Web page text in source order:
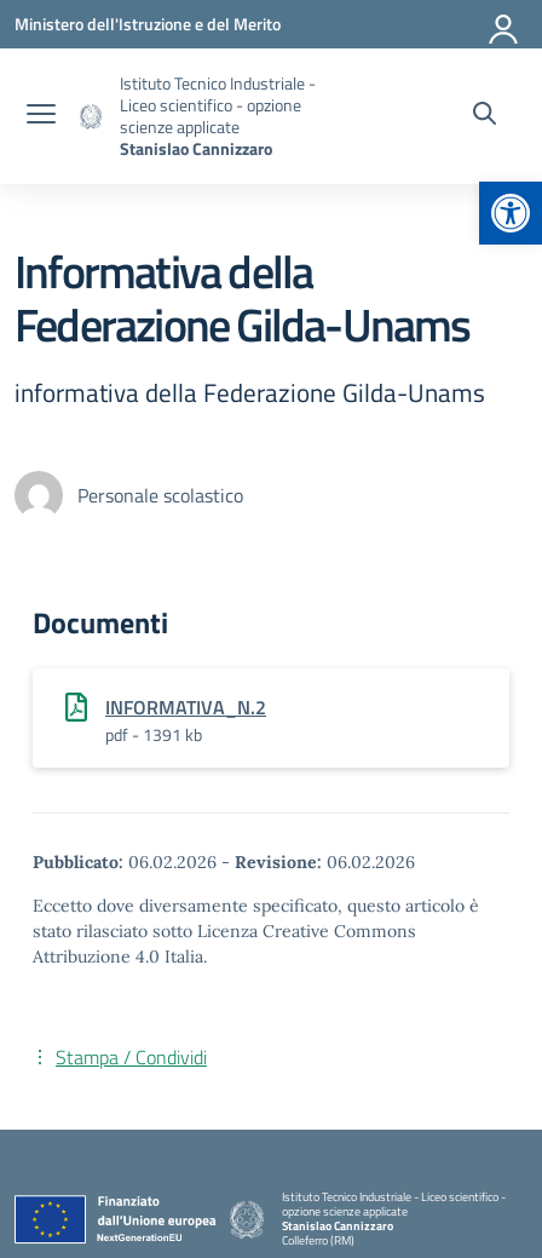
Vai ai contenuti
Vai al menu di navigazione
Vai al footer
Ministero dell'Istruzione e del Merito
Istituto Tecnico Industriale -
Liceo scientifico - opzione
scienze applicate
Stanislao Cannizzaro
Informativa della
Federazione Gilda-Unams
informativa della Federazione Gilda-Unams
Personale scolastico
Documenti
INFORMATIVA_N.2
pdf - 1391 kb
Pubblicato: 06.02.2026 - Revisione: 06.02.2026
Eccetto dove diversamente specificato, questo articolo è
stato rilasciato sotto Licenza Creative Commons
Attribuzione 4.0 Italia.
Stampa / Condividi
Istituto Tecnico Industriale - Liceo scientifico -
opzione scienze applicate
Stanislao Cannizzaro
Colleferro (RM)